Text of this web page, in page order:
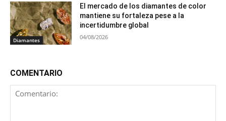
Diamantes
El mercado de los diamantes de color
mantiene su fortaleza pese a la
incertidumbre global
04/08/2026
COMENTARIO